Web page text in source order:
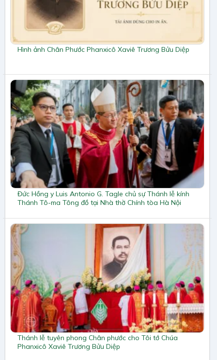
Hình ảnh Chân Phước Phanxicô Xaviê Trương Bửu Diệp
Đức Hồng y Luis Antonio G. Tagle chủ sự Thánh lễ kính
Thánh Tô-ma Tông đồ tại Nhà thờ Chính tòa Hà Nội
Thánh lễ tuyên phong Chân phước cho Tôi tớ Chúa
Phanxicô Xaviê Trương Bửu Diệp